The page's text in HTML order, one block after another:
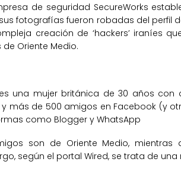
de seguridad SecureWorks
fotografías fueron robadas del perfil
creación de ‘hackers’ iraníes
Oriente Medio.
una mujer británica de 30 años
más de 500 amigos en Facebook (y
como Blogger y WhatsApp
son de Oriente Medio,
según el portal Wired, se trata de una